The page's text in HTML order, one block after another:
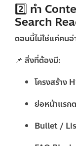
2️⃣ ทำ
Search
ตอนนี้ไม่ใช่แค่คน
📌 สิ่งที่ต้องมี:
โครงสร้าง
ย่อหน้าแรก
Bullet /